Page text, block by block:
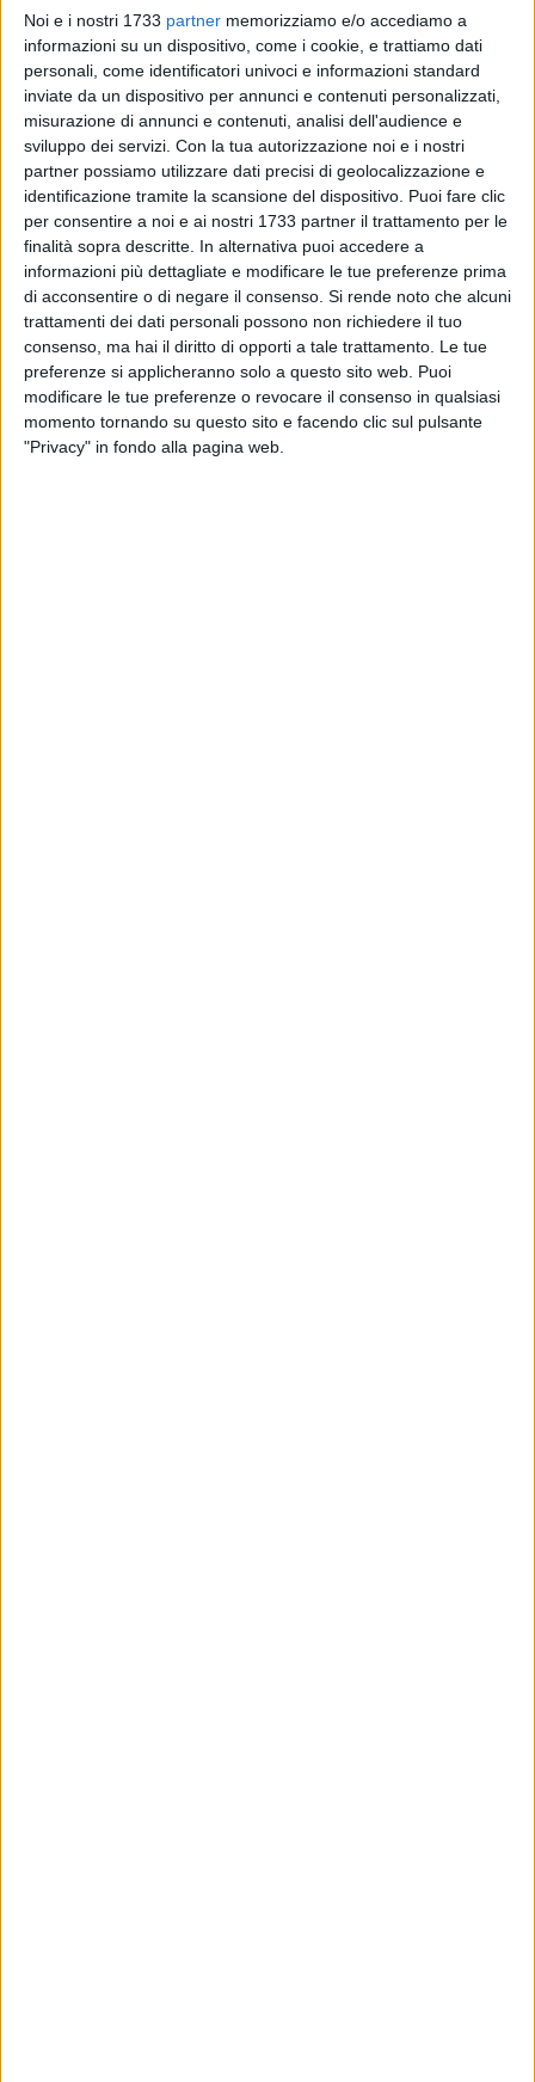
Noi e i nostri 1733 partner memorizziamo e/o accediamo a
informazioni su un dispositivo, come i cookie, e trattiamo dati
personali, come identificatori univoci e informazioni standard
inviate da un dispositivo per annunci e contenuti personalizzati,
misurazione di annunci e contenuti, analisi dell'audience e
sviluppo dei servizi. Con la tua autorizzazione noi e i nostri
partner possiamo utilizzare dati precisi di geolocalizzazione e
identificazione tramite la scansione del dispositivo. Puoi fare clic
per consentire a noi e ai nostri 1733 partner il trattamento per le
finalità sopra descritte. In alternativa puoi accedere a
informazioni più dettagliate e modificare le tue preferenze prima
di acconsentire o di negare il consenso. Si rende noto che alcuni
trattamenti dei dati personali possono non richiedere il tuo
consenso, ma hai il diritto di opporti a tale trattamento. Le tue
preferenze si applicheranno solo a questo sito web. Puoi
modificare le tue preferenze o revocare il consenso in qualsiasi
momento tornando su questo sito e facendo clic sul pulsante
"Privacy" in fondo alla pagina web.
316
A cura di
STEFANIA DE TOMA
E in un cielo impetuoso di nuvole, quasi stracciato qua e là
da pezzi di azzurro cupo, plumbeo, in continuo mutare,
spinto dalle raffiche di vento che hanno battuto la costa, è
apparso d'improvviso un pezzetto di arcobaleno, piccolo ma
brillante in un modo esagerato, quasi fosforescente. In città
non è caduta pioggia, ma evidentemente nel mare sì, è i
raggi del sole vi si sono infranti a nostra insaputa regalando
questa delizia allo sguardo.
In questa domenica che fino a due giorni fa si sperava
potesse regalare una di quelle giornate di settembre in riva al
mare, da Colonna fin verso la seconda spiaggia , con un'altra
pasta al forno estiva, come si usa fare qui, e invece ha reso